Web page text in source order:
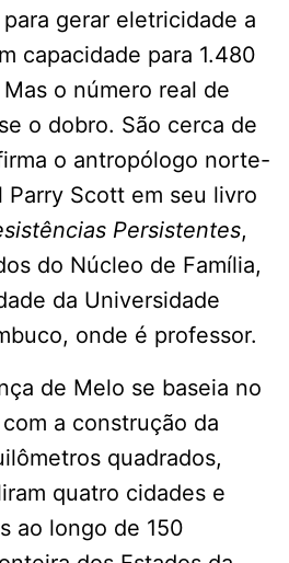
gerar eletricidade a
capacidade para 1.480
o número real de
o dobro. São cerca de
o antropólogo norte-
Parry Scott em seu livro
Persistentes,
do Núcleo de Família,
da Universidade
onde é professor.
de Melo se baseia no
a construção da
quadrados,
quatro cidades e
ao longo de 150